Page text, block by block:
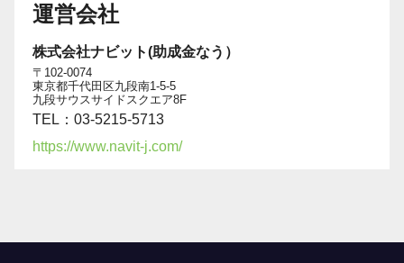
運営会社
株式会社ナビット(助成金なう）
〒102-0074
東京都千代田区九段南1-5-5
九段サウスサイドスクエア8F
TEL：03-5215-5713
https://www.navit-j.com/